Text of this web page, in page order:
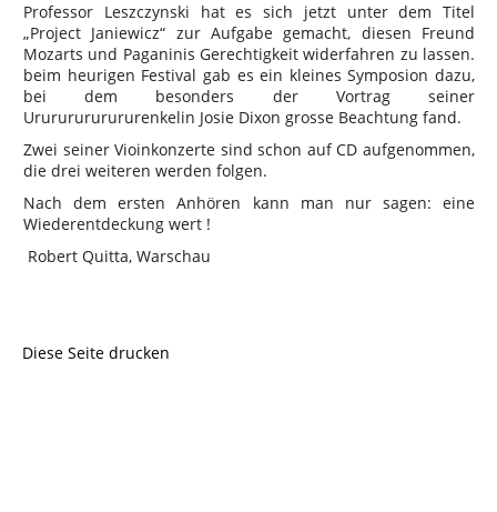
Professor Leszczynski hat es sich jetzt unter dem Titel
„Project Janiewicz“ zur Aufgabe gemacht, diesen Freund
Mozarts und Paganinis Gerechtigkeit widerfahren zu lassen.
beim heurigen Festival gab es ein kleines Symposion dazu,
bei dem besonders der Vortrag seiner
Urururururururenkelin Josie Dixon grosse Beachtung fand.
Zwei seiner Vioinkonzerte sind schon auf CD aufgenommen,
die drei weiteren werden folgen.
Nach dem ersten Anhören kann man nur sagen: eine
Wiederentdeckung wert !
Robert Quitta, Warschau
Diese Seite drucken